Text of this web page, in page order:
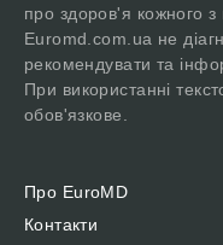
про здоров'я кожного з
Euromd.com.ua не
рекомендувати та
При використанні
обов'язкове.
Про EuroMD
Контакти